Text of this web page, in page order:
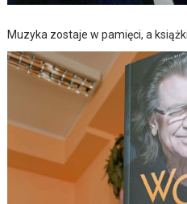
Muzyka zostaje w pamięci, a